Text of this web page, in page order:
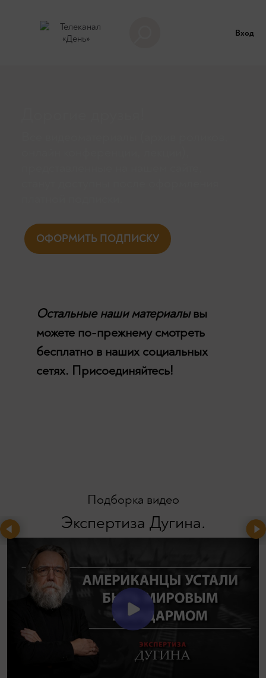
Вход
ОФОРМИТЬ ПОДПИСКУ
Остальные наши материалывы
можете по-прежнему смотреть
бесплатно в наших социальных
сетях. Присоединяйтесь!
Подборка видео
Экспертиза Дугина.